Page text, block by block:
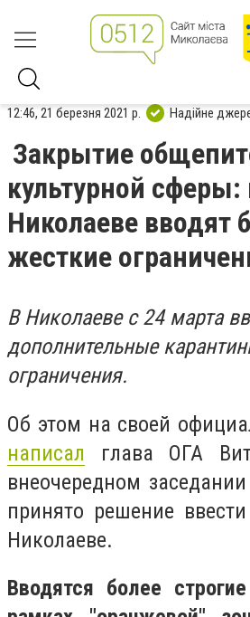
12:46, 21 березня 2021 р. Надійне
Закрытие
культурной сферы:
Николаеве вводят
жесткие
В Николаеве с 24 марта
дополнительные
ограничения.
Об этом на своей
написал глава ОГА
внеочередном
принято решение
Николаеве.
Вводятся более